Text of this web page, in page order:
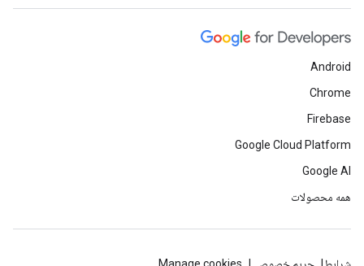
Android
Chrome
Firebase
Google Cloud Platform
Google AI
همه محصولات